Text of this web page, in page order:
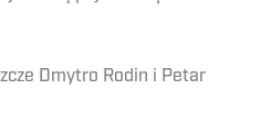
Dmytro Rodin i Petar